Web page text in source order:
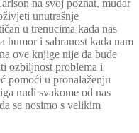
na svoj poznat, mudar
unutrašnje
u trenucima kada nas
humor i sabranost kada nam
ove knjige nije da bude
ozbiljnost problema i
pomoći u pronalaženju
nudi svakome od nas
se nosimo s velikim